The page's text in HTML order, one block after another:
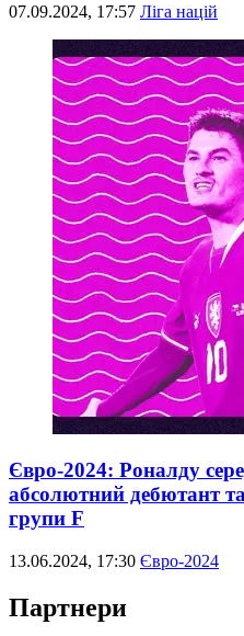
07.09.2024, 17:57 Ліга націй
Євро-2024: Роналду
абсолютний дебютант
групи F
13.06.2024, 17:30 Євро-2024
Партнери